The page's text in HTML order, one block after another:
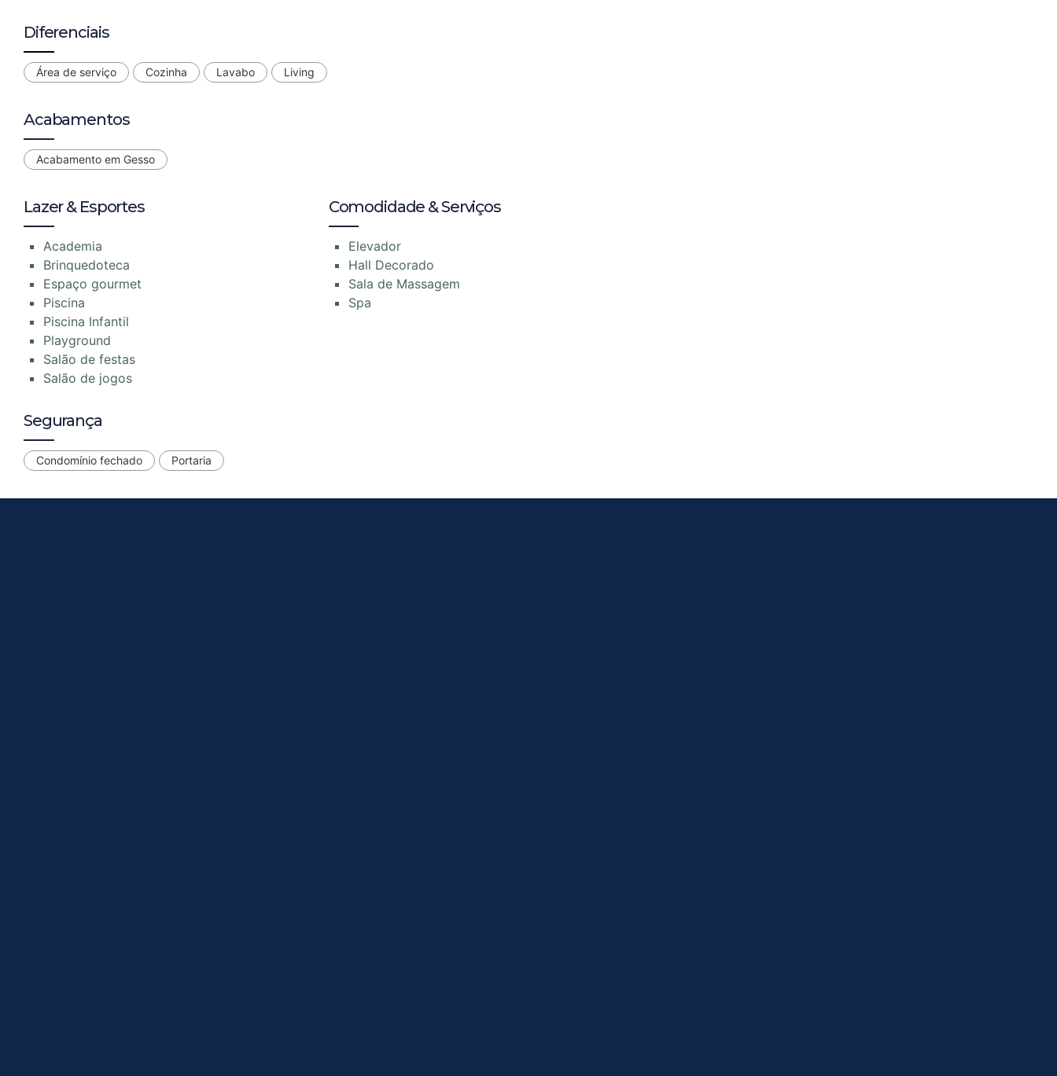
Diferenciais
Área de serviço Cozinha Lavabo Living
Acabamentos
Acabamento em Gesso
Lazer & Esportes
Academia
Brinquedoteca
Espaço gourmet
Piscina
Piscina Infantil
Playground
Salão de festas
Salão de jogos
Comodidade & Serviços
Elevador
Hall Decorado
Sala de Massagem
Spa
Segurança
Condomínio fechado Portaria